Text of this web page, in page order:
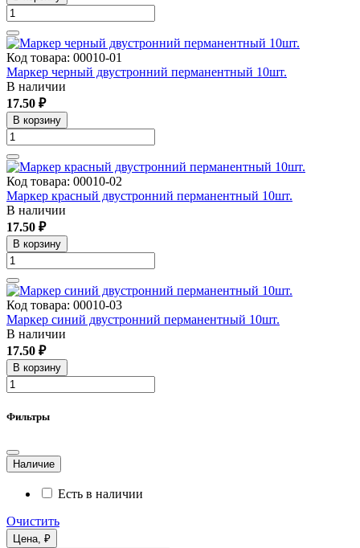
Код товара: 00010-01
Маркер черный двустронний перманентный 10шт.
В наличии
17.50 ₽
В корзину
Код товара: 00010-02
Маркер красный двустронний перманентный 10шт.
В наличии
17.50 ₽
В корзину
Код товара: 00010-03
Маркер синий двустронний перманентный 10шт.
В наличии
17.50 ₽
В корзину
Фильтры
Наличие
Есть в наличии
Очистить
Цена, ₽